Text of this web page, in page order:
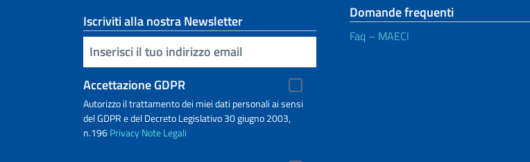
Iscriviti alla nostra Newsletter
Inserisci la tua email
Accettazione GDPR
Autorizzo il trattamento dei miei dati personali ai sensi
del GDPR e del Decreto Legislativo 30 giugno 2003,
n.196PrivacyNote Legali
Domande frequenti
Faq – MAECI